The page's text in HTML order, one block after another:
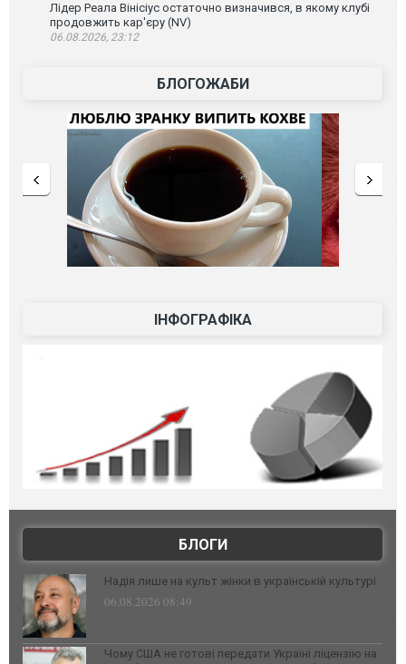
Лідер Реала Вінісіус остаточно визначився, в якому клубі
продовжить кар'єру (NV)
06.08.2026, 23:12
БЛОГОЖАБИ
ІНФОГРАФІКА
БЛОГИ
Надія лише на культ жінки в українській культурі
06.08.2026 08:49
Чому США не готові передати Україні ліцензію на